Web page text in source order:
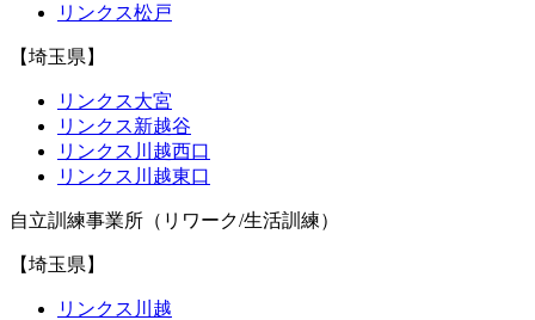
リンクス松戸
【埼玉県】
リンクス大宮
リンクス新越谷
リンクス川越西口
リンクス川越東口
自立訓練事業所（リワーク/生活訓練）
【埼玉県】
リンクス川越